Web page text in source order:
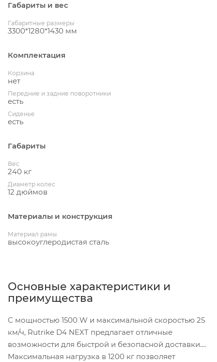
Габариты и вес
Габаритные размеры
3300*1280*1430 мм
Комплектация
Корзина
нет
Передние и задние поворотники
есть
Сиденье
есть
Габариты
Вес
240 кг
Диаметр колес
12 дюймов
Материалы и конструкция
Материал рамы
высокоуглеродистая сталь
Основные характеристики и
преимущества
С мощностью 1500 W и максимальной скоростью 25
км/ч, Rutrike D4 NEXT предлагает отличные
возможности для быстрой и безопасной доставки.
Максимальная нагрузка в 1200 кг позволяет